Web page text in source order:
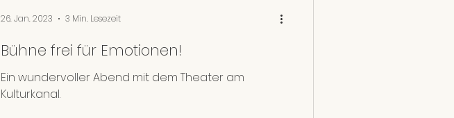
Bühne frei für Emotionen!
Ein wundervoller Abend mit dem Theater am
Kulturkanal.
26. Jan. 2023 3 Min. Lesezeit